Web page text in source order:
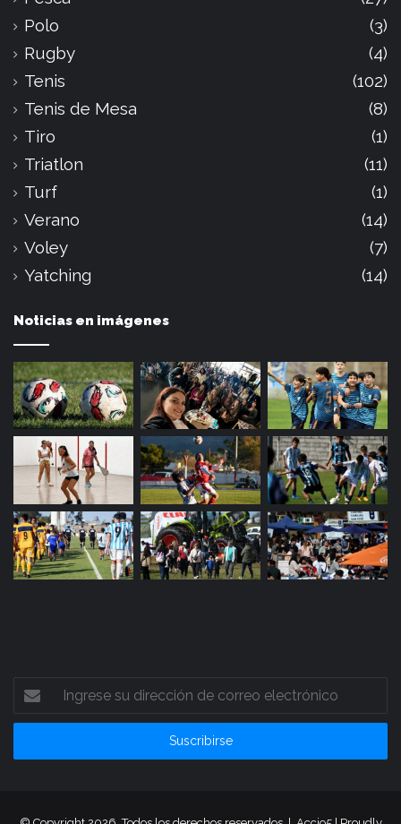
Polo
(3)
Rugby
(4)
Tenis
(102)
Tenis de Mesa
(8)
Tiro
(1)
Triatlon
(11)
Turf
(1)
Verano
(14)
Voley
(7)
Yatching
(14)
Noticias en imágenes
Ingrese
su
dirección
correo